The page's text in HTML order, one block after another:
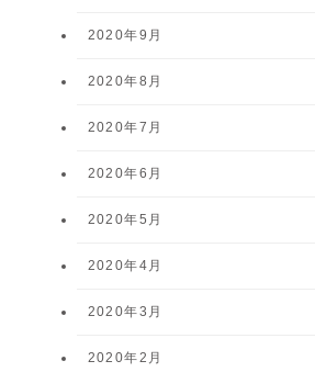
2020年9月
2020年8月
2020年7月
2020年6月
2020年5月
2020年4月
2020年3月
2020年2月